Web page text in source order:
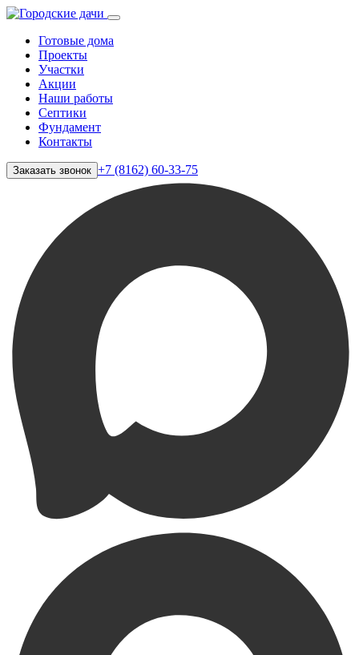
Готовые дома
Проекты
Участки
Акции
Наши работы
Септики
Фундамент
Контакты
Заказать звонок +7 (8162) 60-33-75